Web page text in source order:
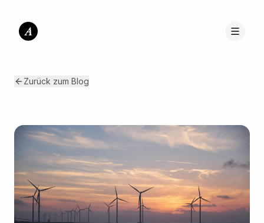
A
Zurück zum Blog